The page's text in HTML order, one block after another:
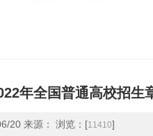
年全国普通高校招生
20 来源： 浏览：[11410]